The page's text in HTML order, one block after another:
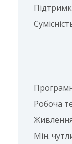
Робоча
Мін.